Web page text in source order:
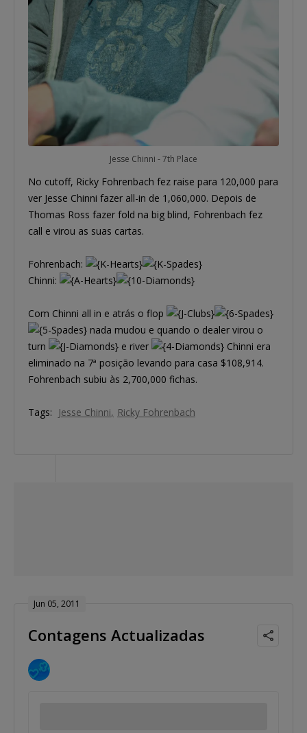
Jesse Chinni - 7th Place
No cutoff, Ricky Fohrenbach fez raise para 120,000 para
ver Jesse Chinni fazer all-in de 1,060,000. Depois de
Thomas Ross fazer fold na big blind, Fohrenbach fez
call e virou as suas cartas.
Fohrenbach:
Chinni:
Com Chinni all in e atrás o flop
nada mudou e quando o dealer virou o
turn
e river
Chinni era
eliminado na 7ª posição levando para casa $108,914.
Fohrenbach subiu às 2,700,000 fichas.
Tags: Jesse Chinni Ricky Fohrenbach
Jun 05, 2011
Contagens Actualizadas